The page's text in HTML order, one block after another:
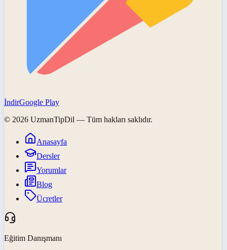
İndirGoogle Play
© 2026 UzmanTipDil — Tüm hakları saklıdır.
Anasayfa
Dersler
Yorumlar
Blog
Ücretler
Eğitim Danışmanı